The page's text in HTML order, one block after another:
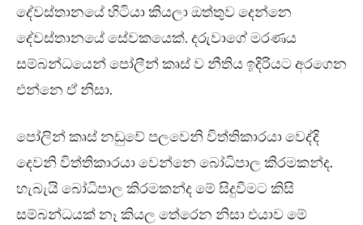
දේවස්තානයේ හිටියා කියලා ඔත්තුව දෙන්නෙ
දේවස්තානයේ සේවකයෙක්. දරුවාගේ මරණය
සම්බන්ධයෙන් පෝලීන් කෘස් ව නීතිය ඉදිරියට අරගෙන
එන්නෙ ඒ නිසා.
පෝලින් කෘස් නඩුවේ පලවෙනි විත්තිකාරයා වෙද්දි
දෙවනි විත්තිකාරයා වෙන්නෙ බෝධිපාල කිරමකන්ද.
හැබැයි බෝධිපාල කිරමකන්ද මේ සිදුවීමට කිසි
සම්බන්ධයක් නෑ කියල තේරෙන නිසා එයාව මේ